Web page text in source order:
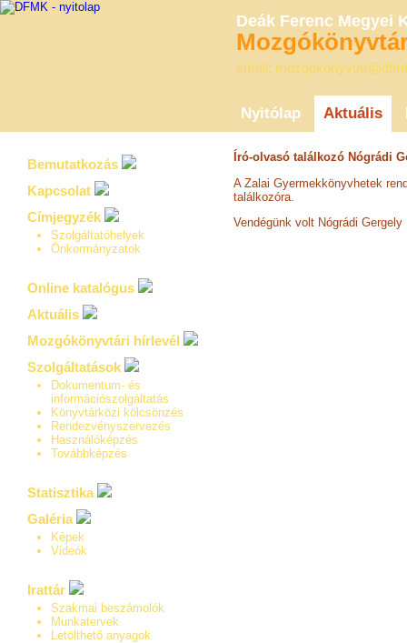
Deák Ferenc Megyei
email:
Nyitólap Aktuális
Bemutatkozás
Kapcsolat
Címjegyzék
Szolgáltatóhelyek
Önkormányzatok
Online katalógus
Aktuális
Mozgókönyvtári hírlevél
Szolgáltatások
Dokumentum- és
információszolgáltatás
Könyvtárközi kölcsönzés
Rendezvényszervezés
Használóképzés
Továbbképzés
Statisztika
Galéria
Képek
Videók
Irattár
Szakmai beszámolók
Munkatervek
Letölthető anyagok
Író-olvasó találkozó Nógrádi
A Zalai Gyermekkönyvhetek
találkozóra.
Vendégünk volt Nógrádi Gergely